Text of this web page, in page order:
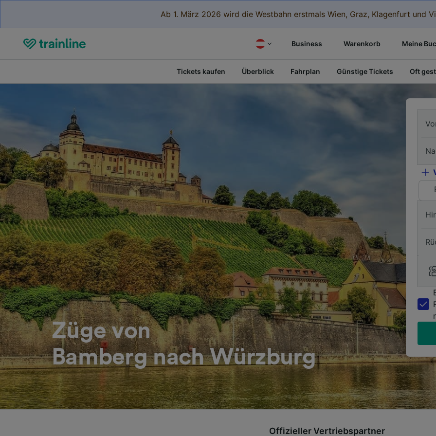
Ab 1. März 2026 wird die Westbahn erstmals Wien, Graz, Klagenfurt und
Business Warenkorb Meine
Tickets kaufen Überblick Fahrplan Günstige Tickets Oft
Züge von
Bamberg nach Würzburg
Offizieller Vertriebspartner